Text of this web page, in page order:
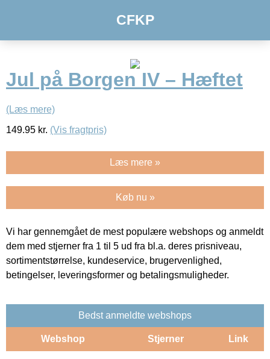
CFKP
Jul på Borgen IV – Hæftet
(Læs mere)
149.95 kr. (Vis fragtpris)
Læs mere »
Køb nu »
Vi har gennemgået de mest populære webshops og anmeldt
dem med stjerner fra 1 til 5 ud fra bl.a. deres prisniveau,
sortimentstørrelse, kundeservice, brugervenlighed,
betingelser, leveringsformer og betalingsmuligheder.
Bedst anmeldte webshops
Webshop Stjerner Link